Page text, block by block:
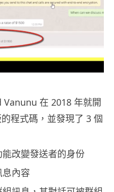
在 2018 年就開
程式碼，並發現了 3 個
改變發送者的身份
內容